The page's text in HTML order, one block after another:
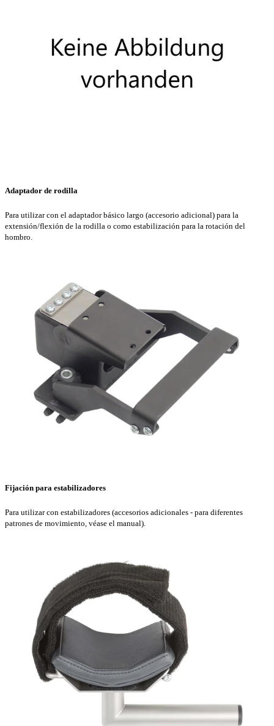
Adaptador de rodilla
Para utilizar con el adaptador básico largo (accesorio adicional) para la
extensión/flexión de la rodilla o como estabilización para la rotación del
hombro.
Fijación para estabilizadores
Para utilizar con estabilizadores (accesorios adicionales - para diferentes
patrones de movimiento, véase el manual).